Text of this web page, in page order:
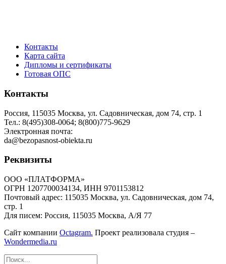
Контакты
Карта сайта
Дипломы и сертификаты
Готовая ОПС
Контакты
Россия, 115035 Москва, ул. Садовническая, дом 74, стр. 1
Тел.: 8(495)308-0064; 8(800)775-9629
Электронная почта:
da@bezopasnost-obiekta.ru
Реквизиты
ООО «ПЛАТФОРМА»
ОГРН 1207700034134, ИНН 9701153812
Почтовый адрес: 115035 Москва, ул. Садовническая, дом 74,
стр. 1
Для писем: Россия, 115035 Москва, А/Я 77
Сайт компании Octagram. Проект реализовала студия –
Wondermedia.ru